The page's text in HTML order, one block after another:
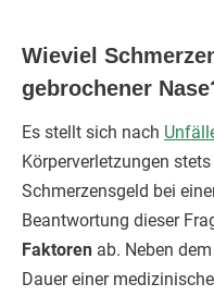
Wieviel
gebrochener
Es stellt sich nach
Körperverletzungen
Schmerzensgeld bei
Beantwortung dieser
Faktoren ab. Neben dem
Dauer einer